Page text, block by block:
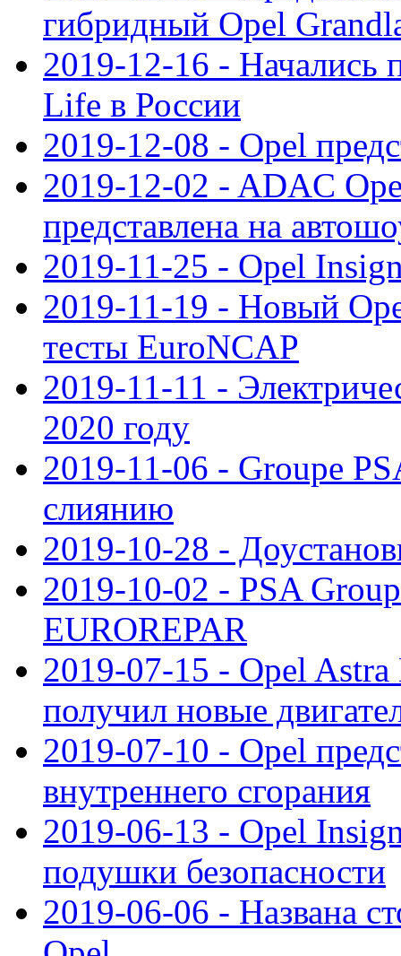
гибридный Opel
2019-12-16 - Начались
Life в России
2019-12-08 - Opel
2019-12-02 - ADAC
представлена на
2019-11-25 - Opel
2019-11-19 - Новый
тесты EuroNCAP
2019-11-11 -
2020 году
2019-11-06 - Groupe
слиянию
2019-10-28 -
2019-10-02 - PSA
EUROREPAR
2019-07-15 - Opel Astra
получил новые
2019-07-10 - Opel
внутреннего сгорания
2019-06-13 - Opel
подушки безопасности
2019-06-06 - Названа